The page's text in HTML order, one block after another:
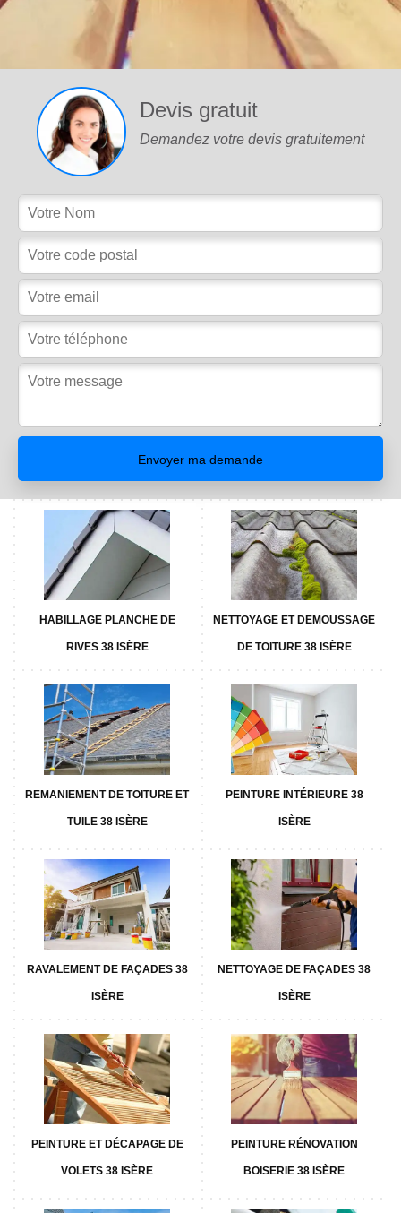
Devis gratuit
Demandez votre devis gratuitement
HABILLAGE PLANCHE DE
RIVES 38 ISÈRE
NETTOYAGE ET DEMOUSSAGE
DE TOITURE 38 ISÈRE
REMANIEMENT DE TOITURE ET
TUILE 38 ISÈRE
PEINTURE INTÉRIEURE 38
ISÈRE
RAVALEMENT DE FAÇADES 38
ISÈRE
NETTOYAGE DE FAÇADES 38
ISÈRE
PEINTURE ET DÉCAPAGE DE
VOLETS 38 ISÈRE
PEINTURE RÉNOVATION
BOISERIE 38 ISÈRE